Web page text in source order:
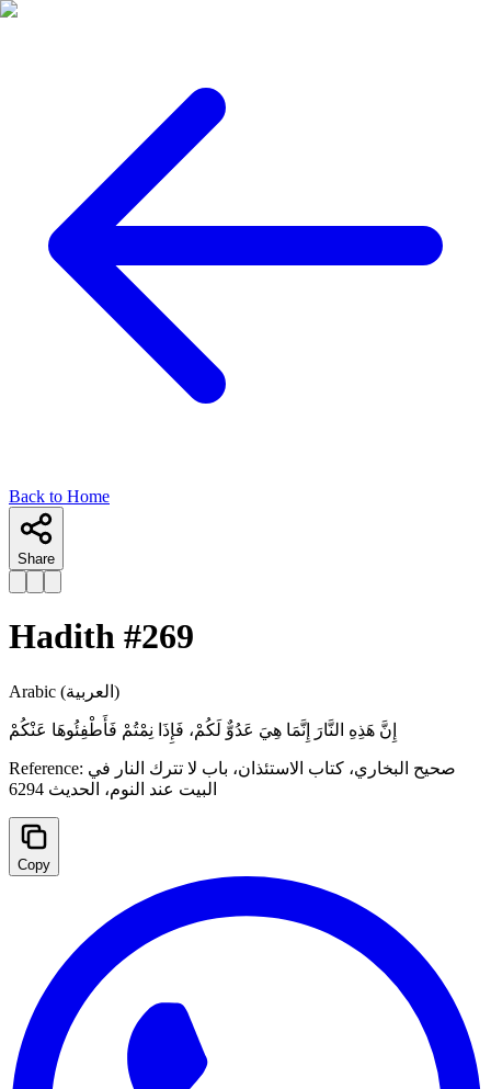
Back to Home
Share
Hadith #269
Arabic (العربية)
إِنَّ هَذِهِ النَّارَ إِنَّمَا هِيَ عَدُوٌّ لَكُمْ، ‌فَإِذَا ‌نِمْتُمْ ‌فَأَطْفِئُوهَا ‌عَنْكُمْ
Reference: صحیح البخاري، ‌‌كتاب الاستئذان، ‌‌باب لا تترك النار في
البيت عند النوم، الحدیث 6294
Copy